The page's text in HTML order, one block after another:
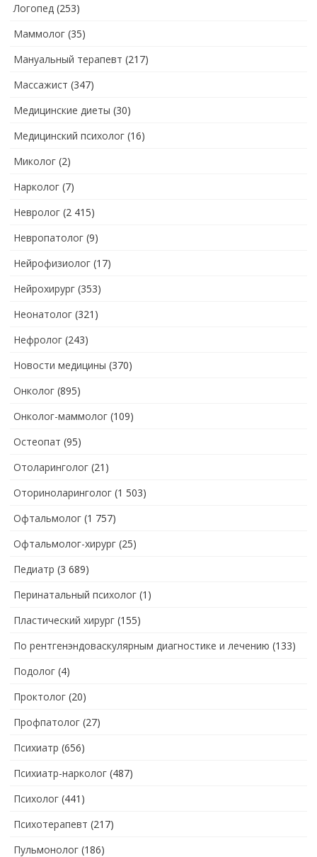
Логопед (253)
Маммолог (35)
Мануальный терапевт (217)
Массажист (347)
Медицинские диеты (30)
Медицинский психолог (16)
Миколог (2)
Нарколог (7)
Невролог (2 415)
Невропатолог (9)
Нейрофизиолог (17)
Нейрохирург (353)
Неонатолог (321)
Нефролог (243)
Новости медицины (370)
Онколог (895)
Онколог-маммолог (109)
Остеопат (95)
Отоларинголог (21)
Оториноларинголог (1 503)
Офтальмолог (1 757)
Офтальмолог-хирург (25)
Педиатр (3 689)
Перинатальный психолог (1)
Пластический хирург (155)
По рентгенэндоваскулярным диагностике и лечению (133)
Подолог (4)
Проктолог (20)
Профпатолог (27)
Психиатр (656)
Психиатр-нарколог (487)
Психолог (441)
Психотерапевт (217)
Пульмонолог (186)